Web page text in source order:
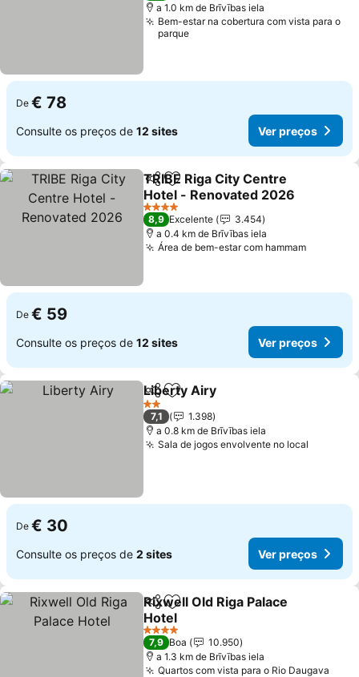
a 1.0 km de Brīvības iela
Bem-estar na cobertura com vista para o
parque
De € 78
Consulte os preços de 12 sites Ver preços
PartilharAdicionar aos favoritos
TRIBE Riga City Centre
Hotel - Renovated 2026
4 Estrelas
8,9 Excelente
3.454
a 0.4 km de Brīvības iela
Área de bem-estar com hammam
De € 59
Consulte os preços de 12 sites Ver preços
PartilharAdicionar aos favoritos
Liberty Airy
2 Estrelas
7,1
1.398
a 0.8 km de Brīvības iela
Sala de jogos envolvente no local
De € 30
Consulte os preços de 2 sites Ver preços
PartilharAdicionar aos favoritos
Rixwell Old Riga Palace
Hotel
4 Estrelas
7,9 Boa
10.950
a 1.3 km de Brīvības iela
Quartos com vista para o Rio Daugava